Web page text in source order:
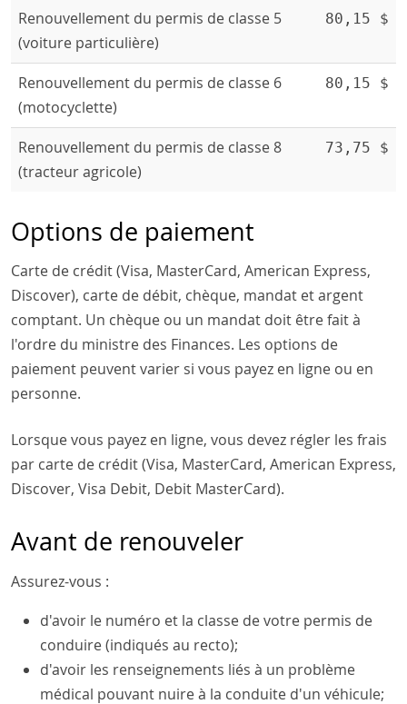
Renouvellement du permis de classe 5
(voiture particulière)
80,15 $
Renouvellement du permis de classe 6
(motocyclette)
80,15 $
Renouvellement du permis de classe 8
(tracteur agricole)
73,75 $
Options de paiement
Carte de crédit (Visa, MasterCard, American Express,
Discover), carte de débit, chèque, mandat et argent
comptant. Un chèque ou un mandat doit être fait à
l'ordre du ministre des Finances. Les options de
paiement peuvent varier si vous payez en ligne ou en
personne.
Lorsque vous payez en ligne, vous devez régler les frais
par carte de crédit (Visa, MasterCard, American Express,
Discover, Visa Debit, Debit MasterCard).
Avant de renouveler
Assurez-vous :
d'avoir le numéro et la classe de votre permis de
conduire (indiqués au recto);
d'avoir les renseignements liés à un problème
médical pouvant nuire à la conduite d'un véhicule;